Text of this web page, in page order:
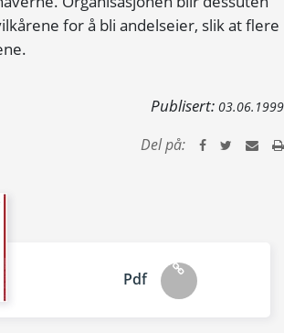
for å bli andelseier, slik at flere
Publisert: 03.06.1999
Del på:
Pdf